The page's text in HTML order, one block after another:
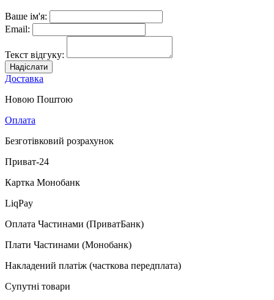
Ваше ім'я:
Email:
Текст відгуку:
Надіслати
Доставка
Новою Поштою
Оплата
Безготівковий розрахунок
Приват-24
Картка Монобанк
LiqPay
Оплата Частинами (ПриватБанк)
Плати Частинами (Монобанк)
Накладений платіж (часткова передплата)
Супутні товари